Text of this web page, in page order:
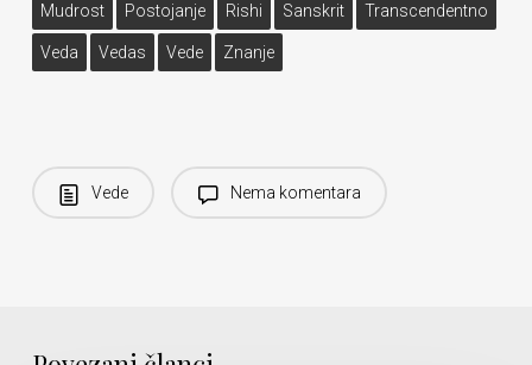
Mudrost Postojanje Rishi Sanskrit Transcendentno
Veda Vedas Vede Znanje
Vede Nema komentara